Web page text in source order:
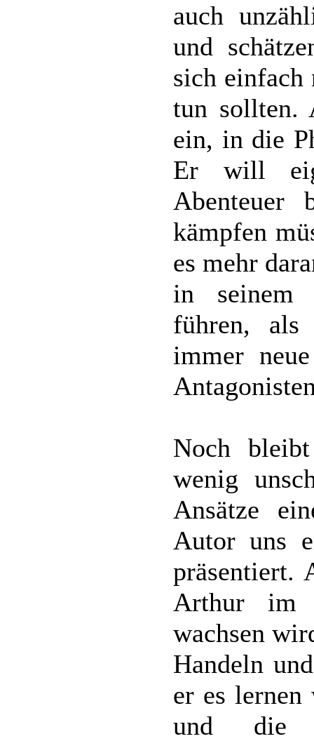
auch
und
sich einfach
tun sollten.
ein, in die
Er will
Abenteuer
kämpfen
es mehr
in seinem
führen, als
immer
Noch
wenig
Ansätze
Autor uns
präsentiert.
Arthur im
wachsen
Handeln
er es
und die